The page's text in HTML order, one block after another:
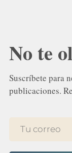
No te
Suscríbete para
publicaciones.